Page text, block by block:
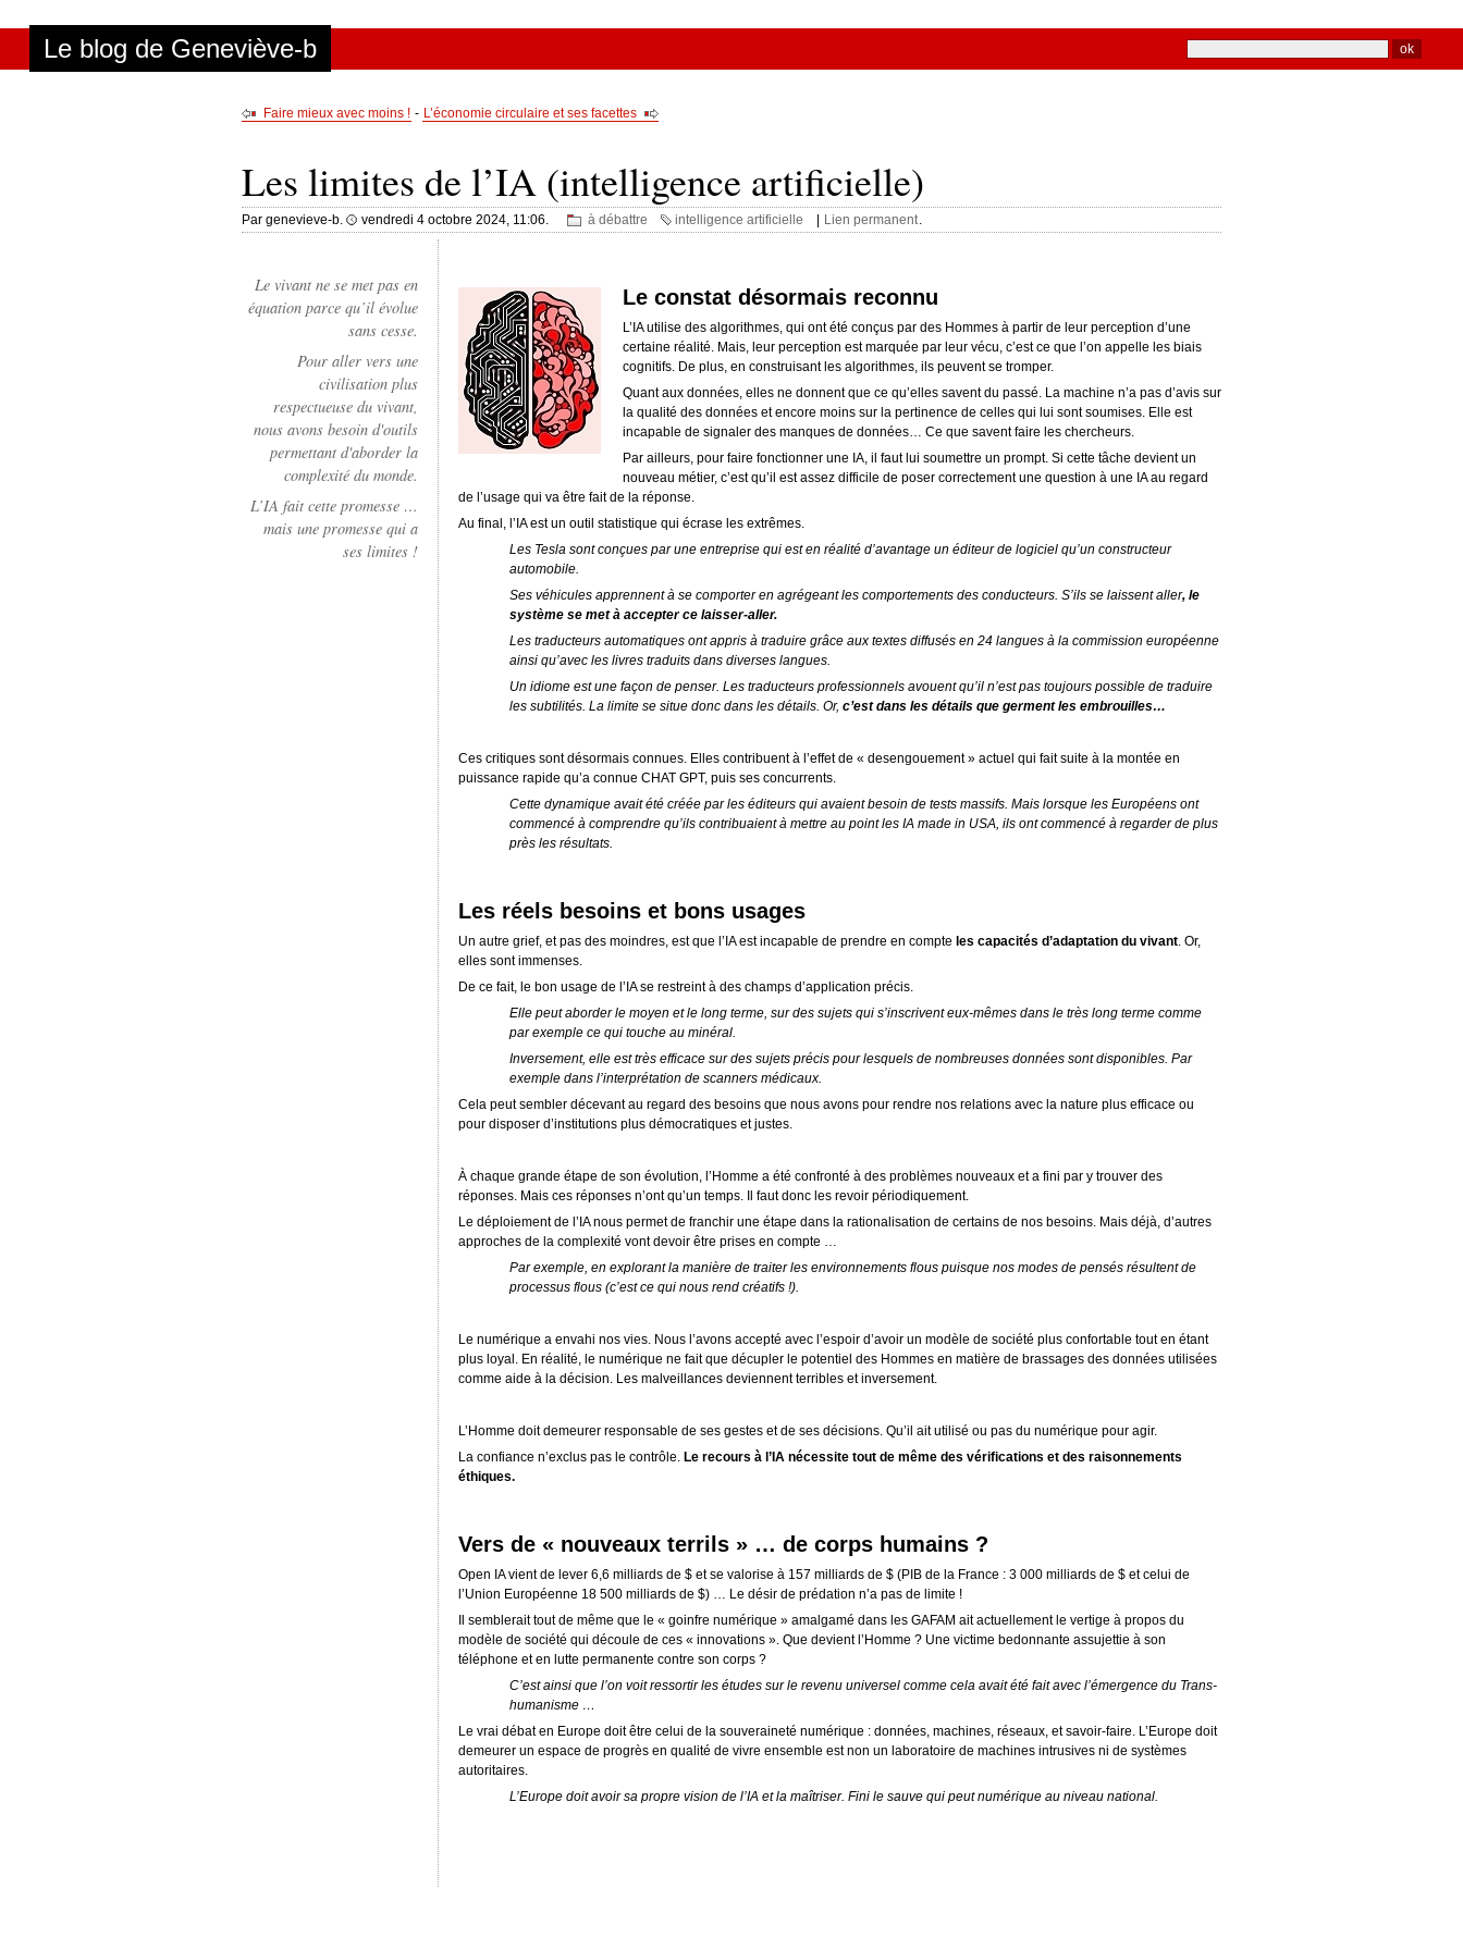
Le blog de Geneviève-b
Faire mieux avec moins ! - L’économie circulaire et ses facettes
Les limites de l’IA (intelligence artificielle)
Par genevieve-b. vendredi 4 octobre 2024, 11:06. à débattre intelligence artificielle Lien permanent.
Le vivant ne se met pas en
équation parce qu’il évolue
sans cesse.
Pour aller vers une
civilisation plus
respectueuse du vivant,
nous avons besoin d'outils
permettant d'aborder la
complexité du monde.
L’IA fait cette promesse …
mais une promesse qui a
ses limites !
Le constat désormais reconnu
L’IA utilise des algorithmes, qui ont été conçus par des Hommes à partir de leur perception d’une
certaine réalité. Mais, leur perception est marquée par leur vécu, c’est ce que l’on appelle les biais
cognitifs. De plus, en construisant les algorithmes, ils peuvent se tromper.
Quant aux données, elles ne donnent que ce qu’elles savent du passé. La machine n’a pas d’avis sur
la qualité des données et encore moins sur la pertinence de celles qui lui sont soumises. Elle est
incapable de signaler des manques de données… Ce que savent faire les chercheurs.
Par ailleurs, pour faire fonctionner une IA, il faut lui soumettre un prompt. Si cette tâche devient un
nouveau métier, c’est qu’il est assez difficile de poser correctement une question à une IA au regard
de l’usage qui va être fait de la réponse.
Au final, l’IA est un outil statistique qui écrase les extrêmes.
Les Tesla sont conçues par une entreprise qui est en réalité d’avantage un éditeur de logiciel qu’un constructeur
automobile.
Ses véhicules apprennent à se comporter en agrégeant les comportements des conducteurs. S’ils se laissent aller, le
système se met à accepter ce laisser-aller.
Les traducteurs automatiques ont appris à traduire grâce aux textes diffusés en 24 langues à la commission européenne
ainsi qu’avec les livres traduits dans diverses langues.
Un idiome est une façon de penser. Les traducteurs professionnels avouent qu’il n’est pas toujours possible de traduire
les subtilités. La limite se situe donc dans les détails. Or,c’est dans les détails que germent les embrouilles…
Ces critiques sont désormais connues. Elles contribuent à l’effet de « desengouement » actuel qui fait suite à la montée en
puissance rapide qu’a connue CHAT GPT, puis ses concurrents.
Cette dynamique avait été créée par les éditeurs qui avaient besoin de tests massifs. Mais lorsque les Européens ont
commencé à comprendre qu’ils contribuaient à mettre au point les IA made in USA, ils ont commencé à regarder de plus
près les résultats.
Les réels besoins et bons usages
Un autre grief, et pas des moindres, est que l’IA est incapable de prendre en compte les capacités d’adaptation du vivant . Or,
elles sont immenses.
De ce fait, le bon usage de l’IA se restreint à des champs d’application précis.
Elle peut aborder le moyen et le long terme, sur des sujets qui s’inscrivent eux-mêmes dans le très long terme comme
par exemple ce qui touche au minéral.
Inversement, elle est très efficace sur des sujets précis pour lesquels de nombreuses données sont disponibles. Par
exemple dans l’interprétation de scanners médicaux.
Cela peut sembler décevant au regard des besoins que nous avons pour rendre nos relations avec la nature plus efficace ou
pour disposer d’institutions plus démocratiques et justes.
À chaque grande étape de son évolution, l’Homme a été confronté à des problèmes nouveaux et a fini par y trouver des
réponses. Mais ces réponses n’ont qu’un temps. Il faut donc les revoir périodiquement.
Le déploiement de l’IA nous permet de franchir une étape dans la rationalisation de certains de nos besoins. Mais déjà, d’autres
approches de la complexité vont devoir être prises en compte …
Par exemple, en explorant la manière de traiter les environnements flous puisque nos modes de pensés résultent de
processus flous (c’est ce qui nous rend créatifs !).
Le numérique a envahi nos vies. Nous l’avons accepté avec l’espoir d’avoir un modèle de société plus confortable tout en étant
plus loyal. En réalité, le numérique ne fait que décupler le potentiel des Hommes en matière de brassages des données utilisées
comme aide à la décision. Les malveillances deviennent terribles et inversement.
L’Homme doit demeurer responsable de ses gestes et de ses décisions. Qu’il ait utilisé ou pas du numérique pour agir.
La confiance n’exclus pas le contrôle. Le recours à l’IA nécessite tout de même des vérifications et des raisonnements
éthiques.
Vers de « nouveaux terrils » … de corps humains ?
Open IA vient de lever 6,6 milliards de $ et se valorise à 157 milliards de $ (PIB de la France : 3 000 milliards de $ et celui de
l’Union Européenne 18 500 milliards de $) … Le désir de prédation n’a pas de limite !
Il semblerait tout de même que le « goinfre numérique » amalgamé dans les GAFAM ait actuellement le vertige à propos du
modèle de société qui découle de ces « innovations ». Que devient l’Homme ? Une victime bedonnante assujettie à son
téléphone et en lutte permanente contre son corps ?
C’est ainsi que l’on voit ressortir les études sur le revenu universel comme cela avait été fait avec l’émergence du Trans-
humanisme …
Le vrai débat en Europe doit être celui de la souveraineté numérique : données, machines, réseaux, et savoir-faire. L’Europe doit
demeurer un espace de progrès en qualité de vivre ensemble est non un laboratoire de machines intrusives ni de systèmes
autoritaires.
L’Europe doit avoir sa propre vision de l’IA et la maîtriser. Fini le sauve qui peut numérique au niveau national.